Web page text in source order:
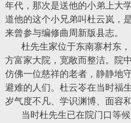
年代，那次是送他的小弟上大
道他的这个小兄弟叫杜云岚，
来曾参与编修曲周新版县志。
杜先生家位于东南寨村东
方富家大院，宽敞而整洁。院
仿佛一位慈祥的老者，静静地
避难的人们。杜云岺在当时福
岁气度不凡、学识渊博、面容
当时杜先生已在院门口等